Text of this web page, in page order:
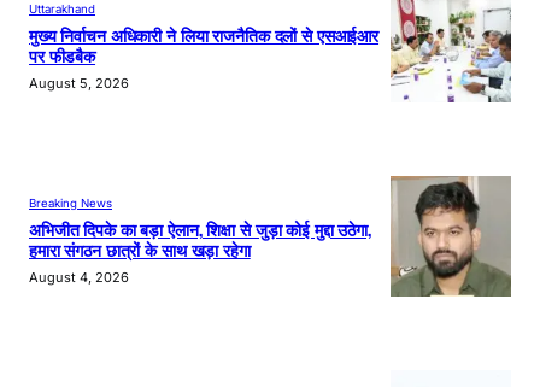
Uttarakhand
मुख्य निर्वाचन अधिकारी ने लिया राजनैतिक दलों से एसआईआर
पर फीडबैक
August 5, 2026
Breaking News
अभिजीत दिपके का बड़ा ऐलान, शिक्षा से जुड़ा कोई मुद्दा उठेगा,
हमारा संगठन छात्रों के साथ खड़ा रहेगा
August 4, 2026